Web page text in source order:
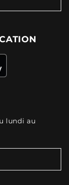
lundi au